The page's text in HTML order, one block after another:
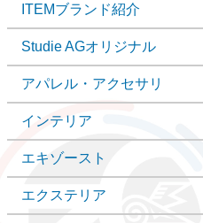
ITEMブランド紹介
Studie AGオリジナル
アパレル・アクセサリ
インテリア
エキゾースト
エクステリア